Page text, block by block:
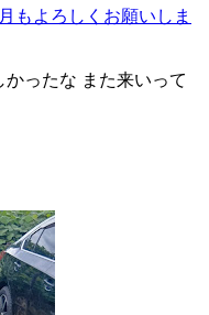
もよろしくお願いしま
ったな また来いって